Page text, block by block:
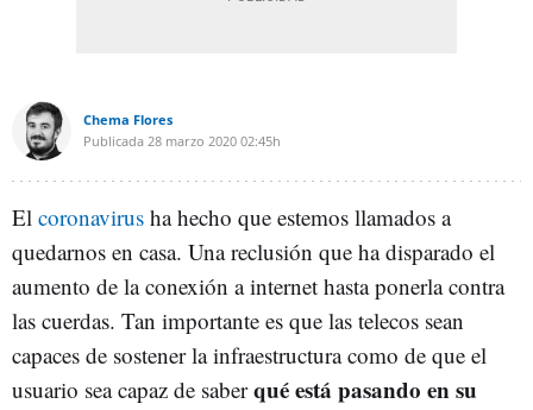
Chema Flores
Publicada 28 marzo 2020 02:45h
El coronavirus ha hecho que estemos llamados a
quedarnos en casa. Una reclusión que ha disparado el
aumento de la conexión a internet hasta ponerla contra
las cuerdas. Tan importante es que las telecos sean
capaces de sostener la infraestructura como de que el
usuario sea capaz de saberqué está pasando en su